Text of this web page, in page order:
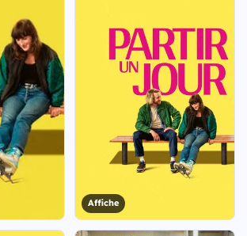
Affiche